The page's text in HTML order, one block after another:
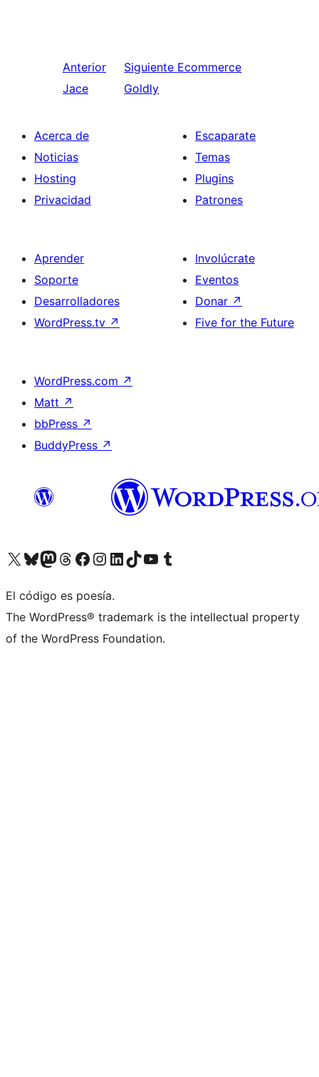
Anterior
Jace
Siguiente Ecommerce
Goldly
Acerca de
Noticias
Hosting
Privacidad
Escaparate
Temas
Plugins
Patrones
Aprender
Soporte
Desarrolladores
WordPress.tv ↗
Involúcrate
Eventos
Donar ↗
Five for the Future
WordPress.com ↗
Matt ↗
bbPress ↗
BuddyPress ↗
Visita nuestra cuenta de X (anteriormente Twitter)
Visita nuestra cuenta de Bluesky
Visita nuestra cuenta de Mastodon
Visita nuestra cuenta de Threads
Visita nuestra página de Facebook
Visita nuestra cuenta de Instagram
Visita nuestra cuenta de LinkedIn
Visita nuestra cuenta de TikTok
Visita nuestro canal de YouTube
Visita nuestra cuenta de Tumblr
El código es poesía.
The WordPress® trademark is the intellectual property
of the WordPress Foundation.